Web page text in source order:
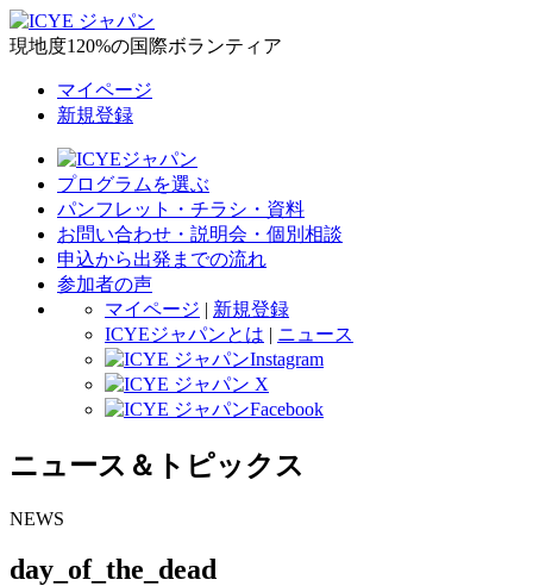
現地度120%の国際ボランティア
マイページ
新規登録
プログラムを選ぶ
パンフレット・チラシ・資料
お問い合わせ・説明会・個別相談
申込から出発までの流れ
参加者の声
マイページ | 新規登録
ICYEジャパンとは | ニュース
ニュース＆トピックス
NEWS
day_of_the_dead